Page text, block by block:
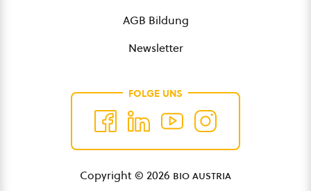
AGB Bildung
Newsletter
FOLGE UNS
Copyright © 2026 bio austria